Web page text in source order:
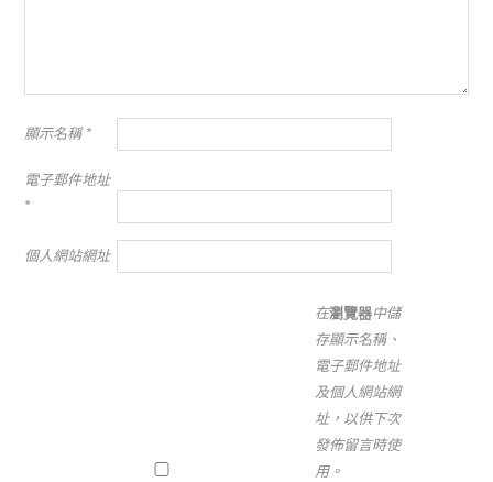
顯示名稱 *
電子郵件地址
*
個人網站網址
在瀏覽器中儲
存顯示名稱、
電子郵件地址
及個人網站網
址，以供下次
發佈留言時使
用。